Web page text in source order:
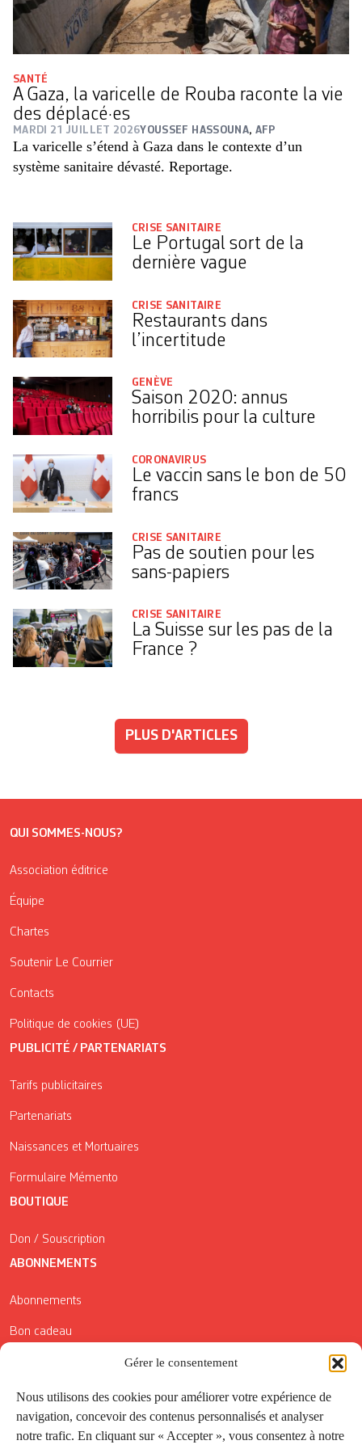
Gérer le consentement
Nous utilisons des cookies pour améliorer votre expérience de
navigation, concevoir des contenus personnalisés et analyser
notre trafic. En cliquant sur « Accepter », vous consentez à notre
SANTÉ
A Gaza, la varicelle de Rouba raconte la vie
des déplacé·es
MARDI 21 JUILLET 2026YOUSSEF HASSOUNA, AFP
La varicelle s’étend à Gaza dans le contexte d’un
système sanitaire dévasté. Reportage.
CRISE SANITAIRE
Le Portugal sort de la
dernière vague
CRISE SANITAIRE
Restaurants dans
l’incertitude
GENÈVE
Saison 2020: annus
horribilis pour la culture
CORONAVIRUS
Le vaccin sans le bon de 50
francs
CRISE SANITAIRE
Pas de soutien pour les
sans-papiers
CRISE SANITAIRE
La Suisse sur les pas de la
France ?
PLUS D'ARTICLES
QUI SOMMES-NOUS?
Association éditrice
Équipe
Chartes
Soutenir Le Courrier
Contacts
Politique de cookies (UE)
PUBLICITÉ / PARTENARIATS
Tarifs publicitaires
Partenariats
Naissances et Mortuaires
Formulaire Mémento
BOUTIQUE
Don / Souscription
ABONNEMENTS
Abonnements
Bon cadeau
Conditions générales de vente
Réductions de la Carte Côté Courrier
Application